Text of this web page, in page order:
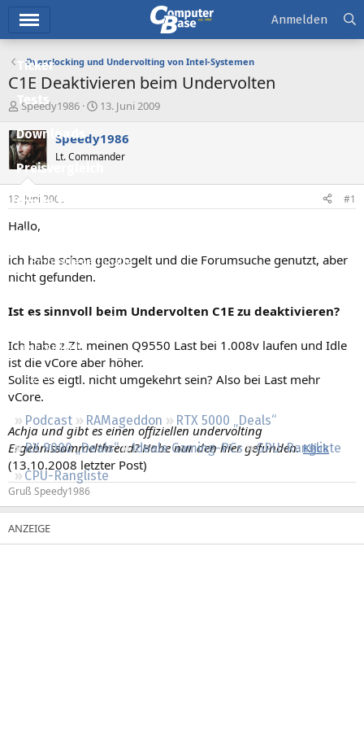
Ticker
Tests
Downloads
Preisvergleich
Forum
Aktuelles
Empfohlene Inhalte
Neueste Aktivitäten
Leserartikel
Regeln
Podcast RAMageddon
RTX 5000 „Deals“
RX 9000 „Deals“
Ideale Gaming-PCs
GPU-Rangliste
CPU-Rangliste
Anmelden
Overclocking und Undervolting von Intel-Systemen
C1E Deaktivieren beim Undervolten
E
s
t
e
e
r
Speedy1986
E
s
e
t
13. Juni 2009
Speedy1986
Lt. Commander
13. Juni 2009 #1
Hallo,
ich habe schon gegoogelt und die Forumsuche genutzt, aber
nicht gefunden.
Ist es sinnvoll beim Undervolten C1E zu deaktivieren?
Ich habe z.Zt. meinen Q9550 Last bei 1.008v laufen und Idle
ist die vCore aber höher.
Sollte es eigtl. nicht umgekehrt sein? Also bei Last mehr
vCore.
Achja und gibt es einen offiziellen undervolting
Ergebnissammelthread? Habe nur den hier gefunden.Klick
(13.10.2008 letzter Post)
Gruß Speedy1986